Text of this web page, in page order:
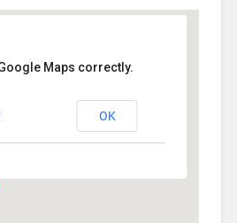
Maps correctly.
OK